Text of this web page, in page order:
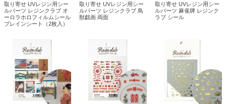
取り寄せ UVレジン用シー
ルパーツ レジンクラブ オ
ーロラホロフィルムシール
プレインシート（2枚入）
取り寄せ UVレジン用シー
ルパーツ レジンクラブ 鳥
獣戯画 両面
取り寄せ UVレジン用シー
ルパーツ 麻雀牌 レジンク
ラブ シール